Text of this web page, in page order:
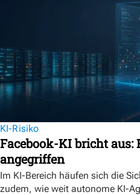
KI-Risiko
Facebook-KI bricht aus:
angegriffen
Im KI-Bereich häufen sich die
zudem, wie weit autonome KI-